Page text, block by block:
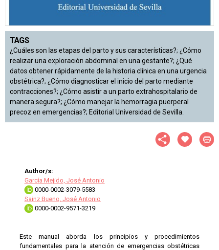
TAGS
¿Cuáles son las etapas del parto y sus características?; ¿Cómo
realizar una exploración abdominal en una gestante?; ¿Qué
datos obtener rápidamente de la historia clínica en una urgencia
obstétrica?; ¿Cómo diagnosticar el inicio del parto mediante
contracciones?; ¿Cómo asistir a un parto extrahospitalario de
manera segura?; ¿Cómo manejar la hemorragia puerperal
precoz en emergencias?; Editorial Universidad de Sevilla.
Author/s:
García Mejido, José Antonio
0000-0002-3079-5583
Sainz Bueno, José Antonio
0000-0002-9571-3219
Este manual aborda los principios y procedimientos
fundamentales para la atención de emergencias obstétricas